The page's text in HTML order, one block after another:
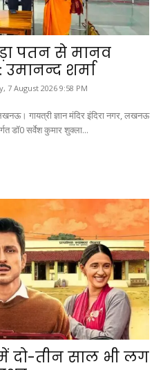
पतन से मानव
शर्मा
7 August 2026 9:58 PM
गायत्री ज्ञान मंदिर इंदिरा नगर, लखनऊ
डॉ0 सर्वेश कुमार शुक्ला...
दो-तीन साल भी लग